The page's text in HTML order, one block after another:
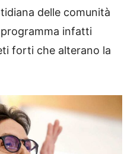
delle comunità
programma infatti
forti che alterano la